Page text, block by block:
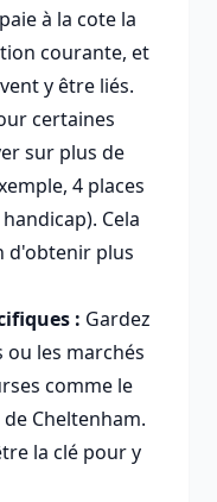
à la cote la
courante, et
y être liés.
certaines
sur plus de
4 places
Cela
d'obtenir plus
: Gardez
les marchés
comme le
Cheltenham.
la clé pour y